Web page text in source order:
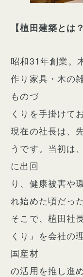
【植田建築とは
昭和31年創業。
作り家具・木の
ものづ
くりを手掛けて
現在の社長は、
うです。当初は
に出回
り、健康被害や
れ始めた頃だっ
そこで、植田社
くり』を会社の
国産材
の活用を推し進